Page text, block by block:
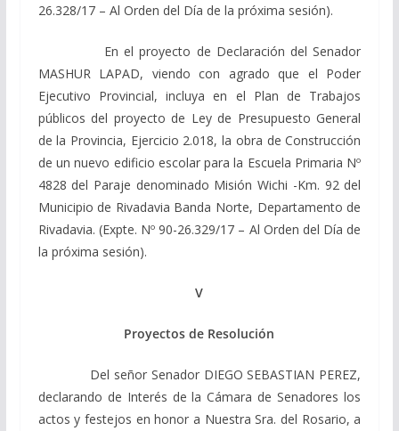
26.328/17 – Al Orden del Día de la próxima sesión).
En el proyecto de Declaración del Senador
MASHUR LAPAD, viendo con agrado que el Poder
Ejecutivo Provincial, incluya en el Plan de Trabajos
públicos del proyecto de Ley de Presupuesto General
de la Provincia, Ejercicio 2.018, la obra de Construcción
de un nuevo edificio escolar para la Escuela Primaria Nº
4828 del Paraje denominado Misión Wichi -Km. 92 del
Municipio de Rivadavia Banda Norte, Departamento de
Rivadavia. (Expte. Nº 90-26.329/17 – Al Orden del Día de
la próxima sesión).
V
Proyectos de Resolución
Del señor Senador DIEGO SEBASTIAN PEREZ,
declarando de Interés de la Cámara de Senadores los
actos y festejos en honor a Nuestra Sra. del Rosario, a